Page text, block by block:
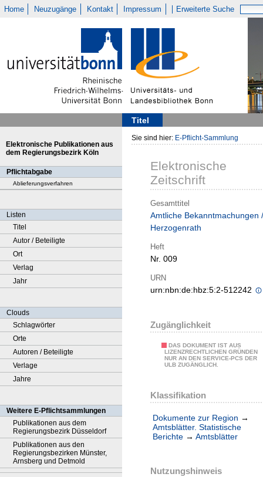
Home Neuzugänge Kontakt Impressum Erweiterte Suche
Titel
Elektronische Publikationen aus
dem Regierungsbezirk Köln
Pflichtabgabe
Ablieferungsverfahren
Listen
Titel
Autor / Beteiligte
Ort
Verlag
Jahr
Clouds
Schlagwörter
Orte
Autoren / Beteiligte
Verlage
Jahre
Weitere E-Pflichtsammlungen
Publikationen aus dem
Regierungsbezirk Düsseldorf
Publikationen aus den
Regierungsbezirken Münster,
Arnsberg und Detmold
Sie sind hier: E-Pflicht-Sammlung
Elektronische
Zeitschrift
Gesamttitel
Amtliche Bekanntmachungen /
Herzogenrath
Heft
Nr. 009
URN
urn:nbn:de:hbz:5:2-512242
Zugänglichkeit
DAS DOKUMENT IST AUS
LIZENZRECHTLICHEN GRÜNDEN
NUR AN DEN SERVICE-PCS DER
ULB ZUGÄNGLICH.
Klassifikation
Dokumente zur Region →
Amtsblätter. Statistische
Berichte → Amtsblätter
Nutzungshinweis